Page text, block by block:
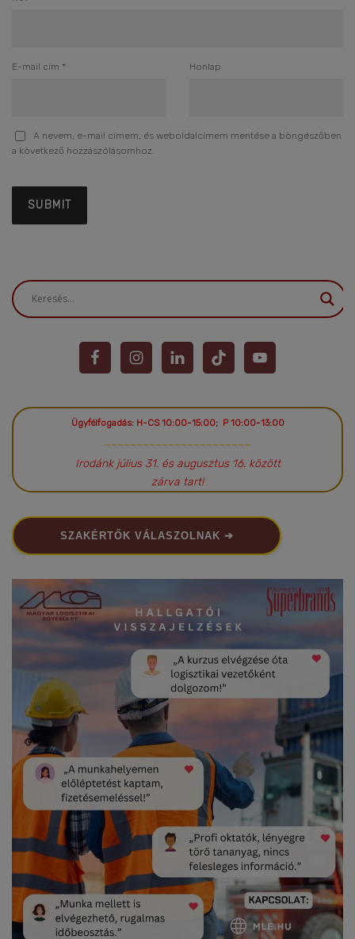
E-mail cím * Honlap
A nevem, e-mail címem, és weboldalcímem mentése a böngészőben
a következő hozzászólásomhoz.
Ügyfélfogadás: H-CS 10:00-15:00; P 10:00-13:00
~~~~~~~~~~~~~~~~~~~~~~~
Irodánk július 31. és augusztus 16. között
zárva tart!
SZAKÉRTŐK VÁLASZOLNAK ➔